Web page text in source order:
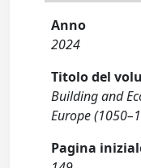
Anno
2024
Titolo del
Building and
Europe
Pagina